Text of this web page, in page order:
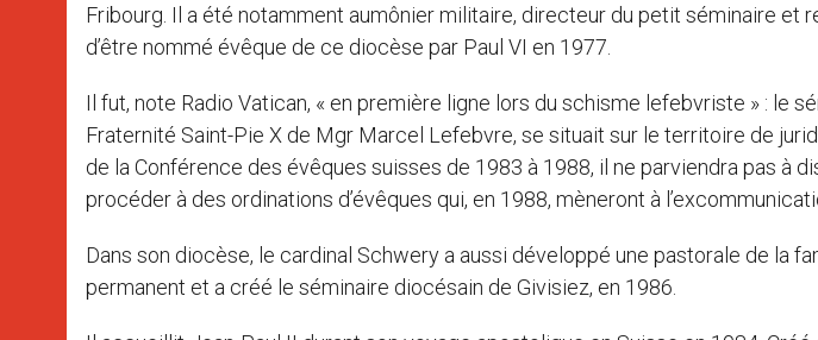
Fribourg. Il a été notamment aumônier militaire, directeur du petit séminaire et
d’être nommé évêque de ce diocèse par Paul VI en 1977.
Il fut, note Radio Vatican, « en première ligne lors du schisme lefebvriste » : le
Fraternité Saint-Pie X de Mgr Marcel Lefebvre, se situait sur le territoire de
de la Conférence des évêques suisses de 1983 à 1988, il ne parviendra pas à
procéder à des ordinations d’évêques qui, en 1988, mèneront à
Dans son diocèse, le cardinal Schwery a aussi développé une pastorale de la
permanent et a créé le séminaire diocésain de Givisiez, en 1986.